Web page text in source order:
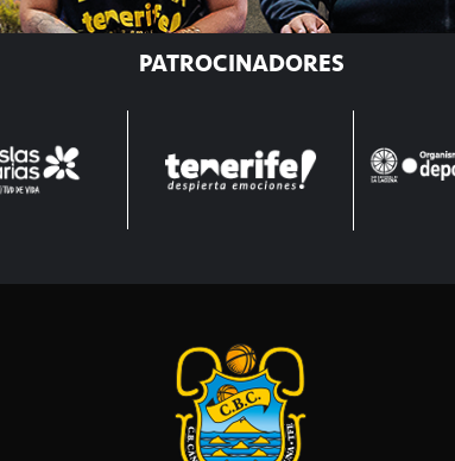
PATROCINADORES